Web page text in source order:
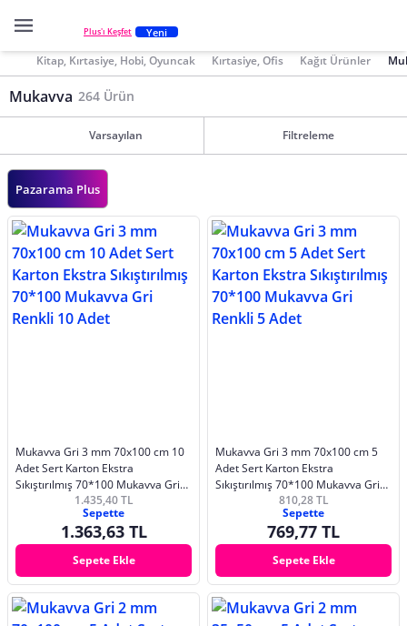
Plus'ı Keşfet Yeni
Kitap, Kırtasiye, Hobi, Oyuncak Kırtasiye, Ofis Kağıt Ürünler
Mukavva 264 Ürün
Varsayılan Filtreleme
Pazarama Plus
Mukavva Gri 3 mm 70x100 cm 10
Adet Sert Karton Ekstra
Sıkıştırılmış 70*100 Mukavva Gri
Renkli 10 Adet1.435,40 TL
Sepette
1.363,63 TL
Sepete Ekle
Mukavva Gri 3 mm 70x100 cm 5
Adet Sert Karton Ekstra
Sıkıştırılmış 70*100 Mukavva Gri
Renkli 5 Adet810,28 TL
Sepette
769,77 TL
Sepete Ekle